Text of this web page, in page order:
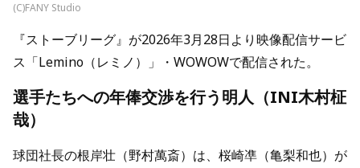
(C)FANY Studio
『ストーブリーグ』が2026年3月28日より映像配信サービ
ス「Lemino（レミノ）」・WOWOWで配信された。
選手たちへの年俸交渉を行う明人（INI木村柾
哉）
球団社長の根岸壮（野村萬斎）は、桜崎凖（亀梨和也）が